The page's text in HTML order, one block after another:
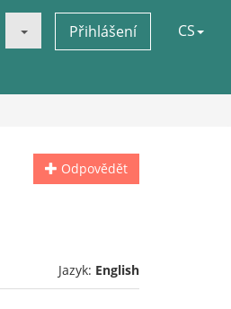
Přihlášení CS
Odpovědět
Jazyk: English